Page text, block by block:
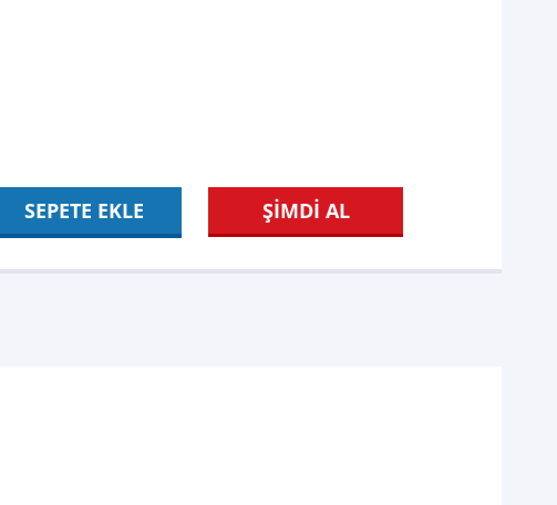
SEPETE EKLE ŞİMDİ AL